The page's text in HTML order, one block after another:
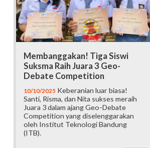
Membanggakan! Tiga Siswi
Suksma Raih Juara 3 Geo-
Debate Competition
10/10/2025 Keberanian luar biasa!
Santi, Risma, dan Nita sukses meraih
Juara 3 dalam ajang Geo-Debate
Competition yang diselenggarakan
oleh Institut Teknologi Bandung
(ITB).